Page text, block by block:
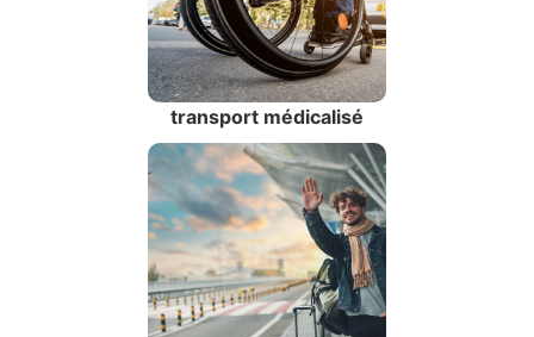
transport médicalisé